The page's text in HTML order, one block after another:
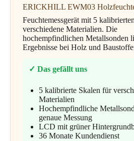
ERICKHILL EWM03
Feuchtemessgerät mit 5
verschiedene Materialien. Die
hochempfindlichen Metallsonden
Ergebnisse bei Holz und
✓ Das gefällt uns
5 kalibrierte Skalen für
Materialien
Hochempfindliche
genaue Messung
LCD mit grüner
36 Monate Kundendienst